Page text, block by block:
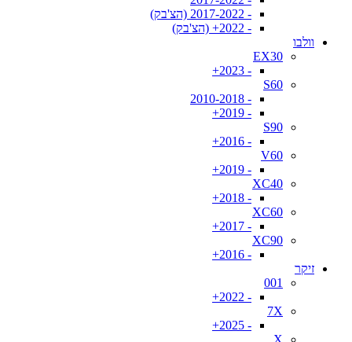
- 2017-2022 (הצ'בק)
- 2022+ (הצ'בק)
וולבו
EX30
- 2023+
S60
- 2010-2018
- 2019+
S90
- 2016+
V60
- 2019+
XC40
- 2018+
XC60
- 2017+
XC90
- 2016+
זיקר
001
- 2022+
7X
- 2025+
X